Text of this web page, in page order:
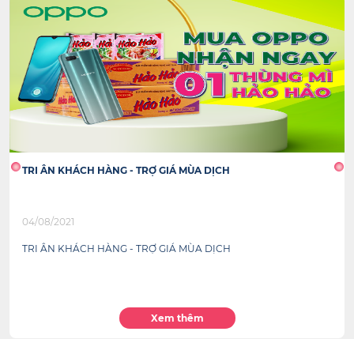
TRI ÂN KHÁCH HÀNG - TRỢ GIÁ MÙA DỊCH
04/08/2021
TRI ÂN KHÁCH HÀNG - TRỢ GIÁ MÙA DỊCH
Xem thêm